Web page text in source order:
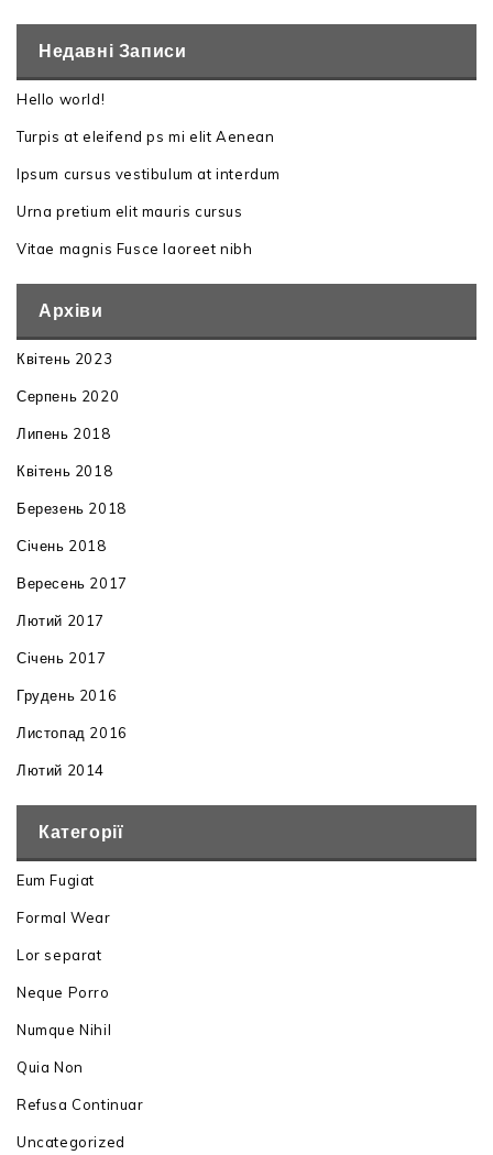
Недавні Записи
Hello world!
Turpis at eleifend ps mi elit Aenean
Ipsum cursus vestibulum at interdum
Urna pretium elit mauris cursus
Vitae magnis Fusce laoreet nibh
Архіви
Квітень 2023
Серпень 2020
Липень 2018
Квітень 2018
Березень 2018
Січень 2018
Вересень 2017
Лютий 2017
Січень 2017
Грудень 2016
Листопад 2016
Лютий 2014
Категорії
Eum Fugiat
Formal Wear
Lor separat
Neque Porro
Numque Nihil
Quia Non
Refusa Continuar
Uncategorized